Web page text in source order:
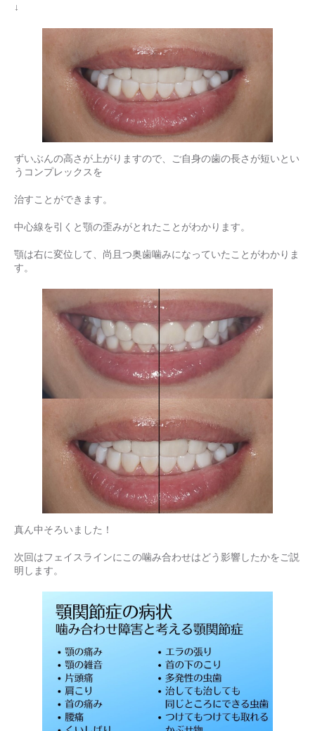
↓
ずいぶんの高さが上がりますので、ご自身の歯の長さが短いとい
うコンプレックスを
治すことができます。
中心線を引くと顎の歪みがとれたことがわかります。
顎は右に変位して、尚且つ奥歯噛みになっていたことがわかりま
す。
真ん中そろいました！
次回はフェイスラインにこの噛み合わせはどう影響したかをご説
明します。